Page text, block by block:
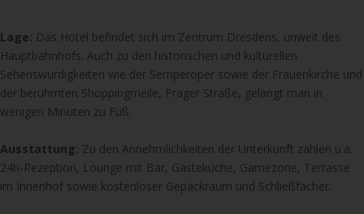
Lage: Das Hotel befindet sich im Zentrum Dresdens, unweit des
Hauptbahnhofs. Auch zu den historischen und kulturellen
Sehenswürdigkeiten wie der Semperoper sowie der Frauenkirche und
der berühmten Shoppingmeile, Prager Straße, gelangt man in
wenigen Minuten zu Fuß.
Ausstattung: Zu den Annehmlichkeiten der Unterkunft zählen u.a.
24h-Rezeption, Lounge mit Bar, Gästeküche, Gamezone, Terrasse
im Innenhof sowie kostenloser Gepäckraum und Schließfächer.